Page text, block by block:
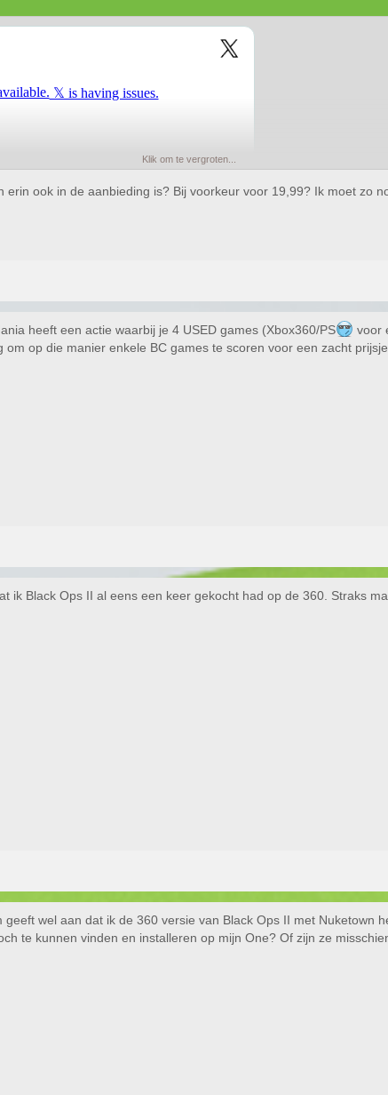
Klik om te vergroten...
erin ook in de aanbieding is? Bij voorkeur voor 19,99? Ik moet zo
heeft een actie waarbij je 4 USED games (Xbox360/PS
voor
op die manier enkele BC games te scoren voor een zacht
ik Black Ops II al eens een keer gekocht had op de 360. Straks
geeft wel aan dat ik de 360 versie van Black Ops II met Nuketown
te kunnen vinden en installeren op mijn One? Of zijn ze